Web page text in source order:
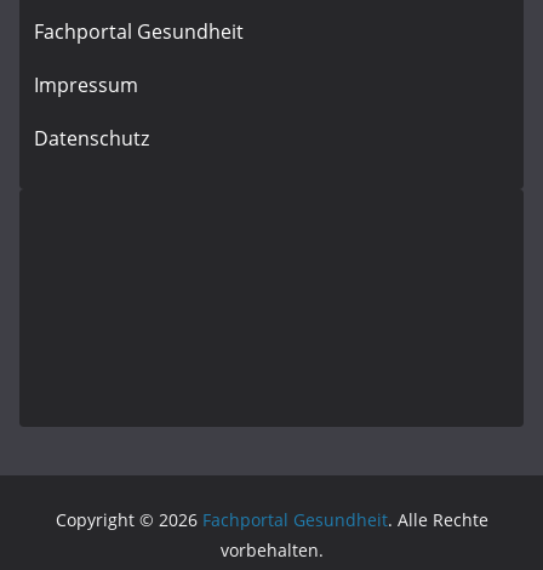
Fachportal Gesundheit
Impressum
Datenschutz
Copyright © 2026 Fachportal Gesundheit. Alle Rechte
vorbehalten.